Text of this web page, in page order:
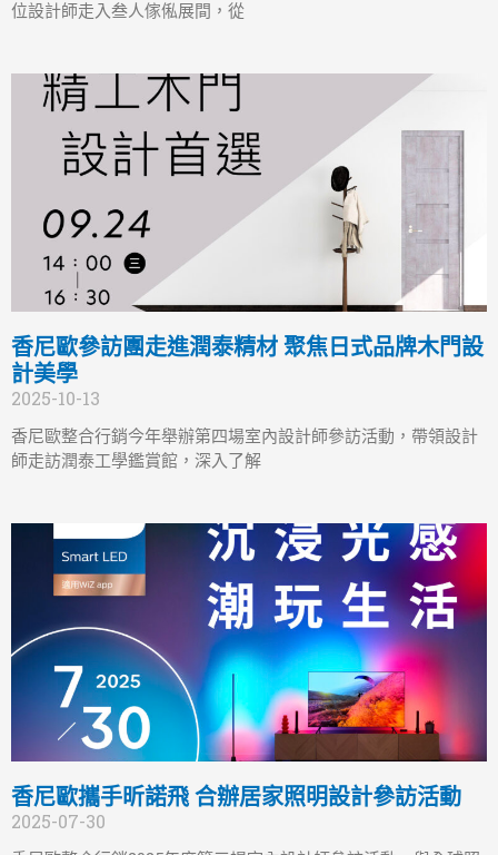
位設計師走入叁人傢俬展間，從
香尼歐參訪團走進潤泰精材 聚焦日式品牌木門設
計美學
2025-10-13
香尼歐整合行銷今年舉辦第四場室內設計師參訪活動，帶領設計
師走訪潤泰工學鑑賞館，深入了解
香尼歐攜手昕諾飛 合辦居家照明設計參訪活動
2025-07-30